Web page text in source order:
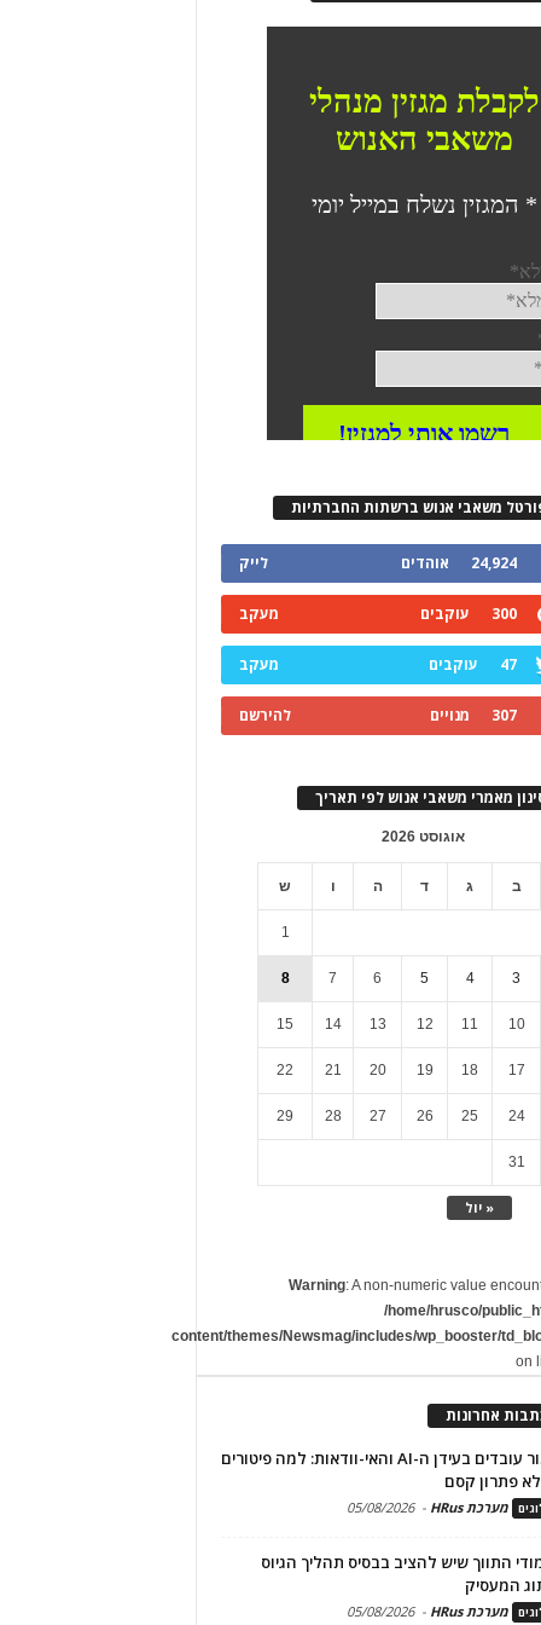
משאבי אנוש ברשתות החברתיות
24,924 אוהדים לייק
300 עוקבים מעקב
47 עוקבים מעקב
307 מנויים להירשם
מאמרי משאבי אנוש לפי תאריך
אוגוסט 2026
ב ג ד ה ו ש
« יול
1
3
4
5
6
7
8
10
11
12
13
14
15
17
18
19
20
21
22
24
25
26
27
28
29
31
Warning: A non-numeric value
/home/hrusco/
content/themes/Newsmag/includes/wp_booster/
on
אחרונות
שימור עובדים בעידן ה-AI והאי-וודאות: למה פיטורים
פתרון קסם
מערכת HRus -
05/08/2026
התווך שיש להציב בבסיס תהליך הגיוס
המעסיק
מערכת HRus -
05/08/2026